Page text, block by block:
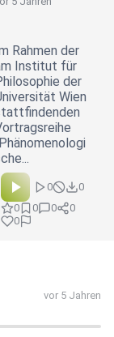
Rahmen der
Institut für
der
Wien
0
0
0
0 0
0
0
vor 5 Jahren